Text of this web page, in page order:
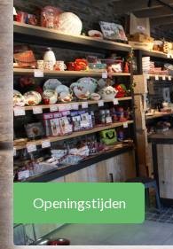
Openingstijden